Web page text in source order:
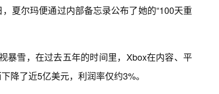
夏尔玛便通过内部备忘录公布了她的“100天重
暴雪，在过去五年的时间里，Xbox在内容、平
降了近5亿美元，利润率仅约3%。